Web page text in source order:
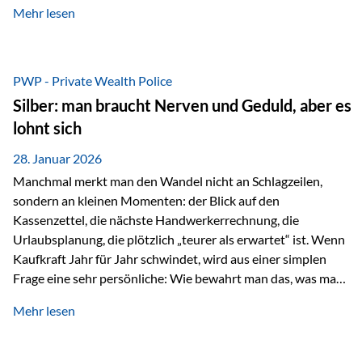
starken Anstiegen. Diese verändern jedoch nicht die
von geopolitischen Spannungen, einer stark ausgeweiteten
Geldmenge sowie strukturellen Verschiebungen an den
Kapitalmärkten geprägt ist, bleibt Gold ein bewährter Anker.
Nicht, weil…
Mehr lesen
PWP - Private Wealth Police
Silber: man braucht Nerven und Geduld, aber es
lohnt sich
28. Januar 2026
Manchmal merkt man den Wandel nicht an Schlagzeilen,
sondern an kleinen Momenten: der Blick auf den
Kassenzettel, die nächste Handwerkerrechnung, die
Urlaubsplanung, die plötzlich „teurer als erwartet“ ist. Wenn
Kaufkraft Jahr für Jahr schwindet, wird aus einer simplen
Frage eine sehr persönliche: Wie bewahrt man das, was man
Sachwerten mit einer Investition in Sachwerte zu
Mehr lesen